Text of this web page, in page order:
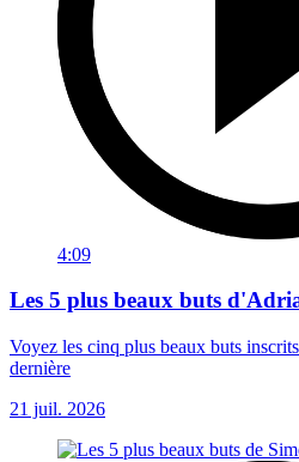
4:09
Les 5 plus beaux buts
Voyez les cinq plus beaux buts
dernière
21 juil. 2026